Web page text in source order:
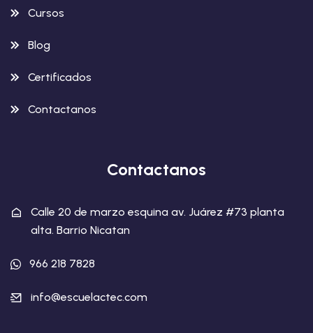
Cursos
Blog
Certificados
Contactanos
Contactanos
Calle 20 de marzo esquina av. Juárez #73 planta
alta. Barrio Nicatan
966 218 7828
info@escuelactec.com